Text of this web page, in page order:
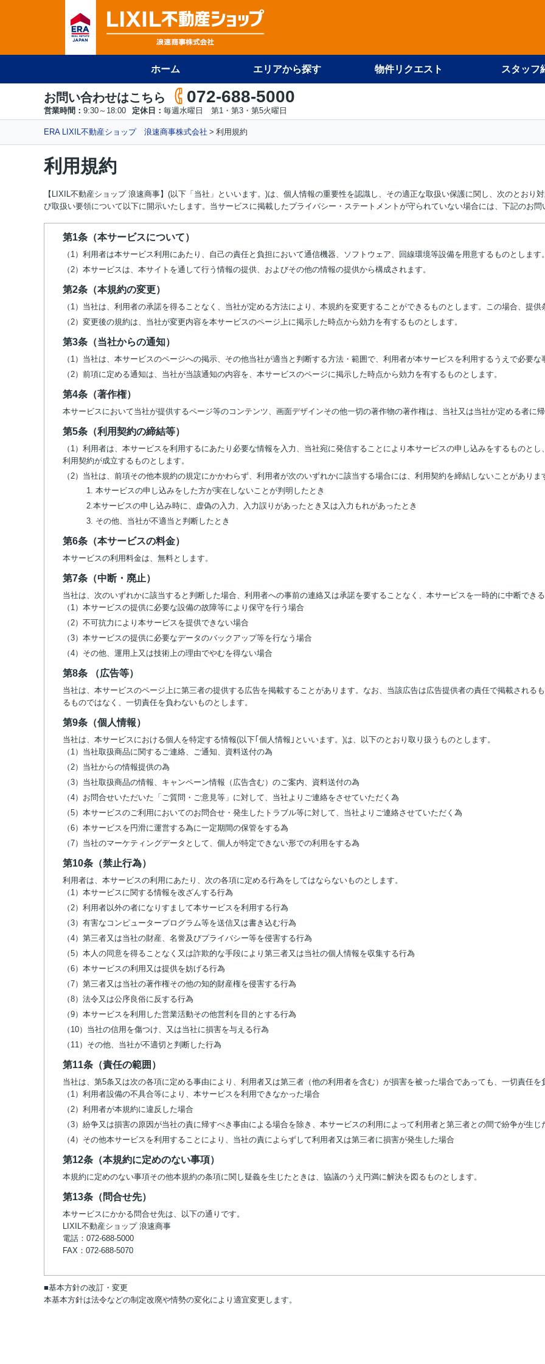
ホーム エリアから探す 物件リクエスト スタッフ
お問い合わせはこちら 072-688-5000
営業時間： 9:30～18:00 定休日： 毎週水曜日 第1・第3・第5火曜日
ERA LIXIL不動産ショップ 浪速商事株式会社 利用規約
利用規約
【LIXIL不動産ショップ 浪速商事】(以下「当社」といいます。)は、個人情報の重要性を認識し、その適正な取扱い保護に関し、次のとおり
び取扱い要領について以下に開示いたします。当サービスに掲載したプライバシー・ステートメントが守られていない場合には、下記のお問
第1条（本サービスについて）
（1）利用者は本サービス利用にあたり、自己の責任と負担において通信機器、ソフトウェア、回線環境等設備を用意するものとします。
（2）本サービスは、本サイトを通して行う情報の提供、およびその他の情報の提供から構成されます。
第2条（本規約の変更）
（1）当社は、利用者の承諾を得ることなく、当社が定める方法により、本規約を変更することができるものとします。この場合、提供
（2）変更後の規約は、当社が変更内容を本サービスのページ上に掲示した時点から効力を有するものとします。
第3条（当社からの通知）
（1）当社は、本サービスのページへの掲示、その他当社が適当と判断する方法・範囲で、利用者が本サービスを利用するうえで必要な
（2）前項に定める通知は、当社が当該通知の内容を、本サービスのページに掲示した時点から効力を有するものとします。
第4条（著作権）
本サービスにおいて当社が提供するページ等のコンテンツ、画面デザインその他一切の著作物の著作権は、当社又は当社が定める者に帰
第5条（利用契約の締結等）
（1）利用者は、本サービスを利用するにあたり必要な情報を入力、当社宛に発信することにより本サービスの申し込みをするものと
利用契約が成立するものとします。
（2）当社は、前項その他本規約の規定にかかわらず、利用者が次のいずれかに該当する場合には、利用契約を締結しないことがありま
1. 本サービスの申し込みをした方が実在しないことが判明したとき
2.本サービスの申し込み時に、虚偽の入力、入力誤りがあったとき又は入力もれがあったとき
3. その他、当社が不適当と判断したとき
第6条（本サービスの料金）
本サービスの利用料金は、無料とします。
第7条（中断・廃止）
当社は、次のいずれかに該当すると判断した場合、利用者への事前の連絡又は承諾を要することなく、本サービスを一時的に中断できる
（1）本サービスの提供に必要な設備の故障等により保守を行う場合
（2）不可抗力により本サービスを提供できない場合
（3）本サービスの提供に必要なデータのバックアップ等を行なう場合
（4）その他、運用上又は技術上の理由でやむを得ない場合
第8条 （広告等）
当社は、本サービスのページ上に第三者の提供する広告を掲載することがあります。なお、当該広告は広告提供者の責任で掲載される
るものではなく、一切責任を負わないものとします。
第9条（個人情報）
当社は、本サービスにおける個人を特定する情報(以下｢個人情報｣といいます。)は、以下のとおり取り扱うものとします。
（1）当社取扱商品に関するご連絡、ご通知、資料送付の為
（2）当社からの情報提供の為
（3）当社取扱商品の情報、キャンペーン情報（広告含む）のご案内、資料送付の為
（4）お問合せいただいた「ご質問・ご意見等」に対して、当社よりご連絡をさせていただく為
（5）本サービスのご利用においてのお問合せ・発生したトラブル等に対して、当社よりご連絡させていただく為
（6）本サービスを円滑に運営する為に一定期間の保管をする為
（7）当社のマーケティングデータとして、個人が特定できない形での利用をする為
第10条（禁止行為）
利用者は、本サービスの利用にあたり、次の各項に定める行為をしてはならないものとします。
（1）本サービスに関する情報を改ざんする行為
（2）利用者以外の者になりすまして本サービスを利用する行為
（3）有害なコンピュータープログラム等を送信又は書き込む行為
（4）第三者又は当社の財産、名誉及びプライバシー等を侵害する行為
（5）本人の同意を得ることなく又は詐欺的な手段により第三者又は当社の個人情報を収集する行為
（6）本サービスの利用又は提供を妨げる行為
（7）第三者又は当社の著作権その他の知的財産権を侵害する行為
（8）法令又は公序良俗に反する行為
（9）本サービスを利用した営業活動その他営利を目的とする行為
（10）当社の信用を傷つけ、又は当社に損害を与える行為
（11）その他、当社が不適切と判断した行為
第11条（責任の範囲）
当社は、第5条又は次の各項に定める事由により、利用者又は第三者（他の利用者を含む）が損害を被った場合であっても、一切責任を
（1）利用者設備の不具合等により、本サービスを利用できなかった場合
（2）利用者が本規約に違反した場合
（3）紛争又は損害の原因が当社の責に帰すべき事由による場合を除き、本サービスの利用によって利用者と第三者との間で紛争が生
（4）その他本サービスを利用することにより、当社の責によらずして利用者又は第三者に損害が発生した場合
第12条（本規約に定めのない事項）
本規約に定めのない事項その他本規約の条項に関し疑義を生じたときは、協議のうえ円満に解決を図るものとします。
第13条（問合せ先）
本サービスにかかる問合せ先は、以下の通りです。
LIXIL不動産ショップ 浪速商事
電話：072-688-5000
FAX：072-688-5070
■基本方針の改訂・変更
本基本方針は法令などの制定改廃や情勢の変化により適宜変更します。